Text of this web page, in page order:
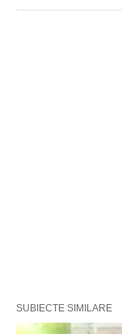
SUBIECTE SIMILARE